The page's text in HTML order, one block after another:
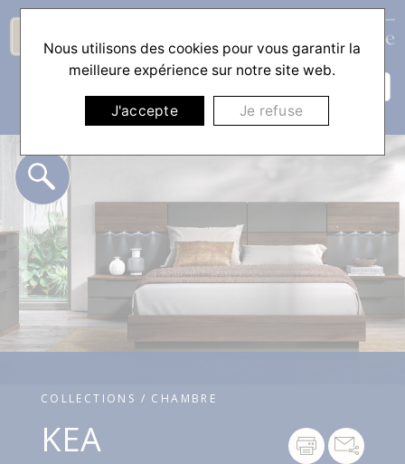
☰
COLLECTIONS / CHAMBRE
KEA
Nous utilisons des cookies pour vous garantir la
meilleure expérience sur notre site web.
J'accepte Je refuse